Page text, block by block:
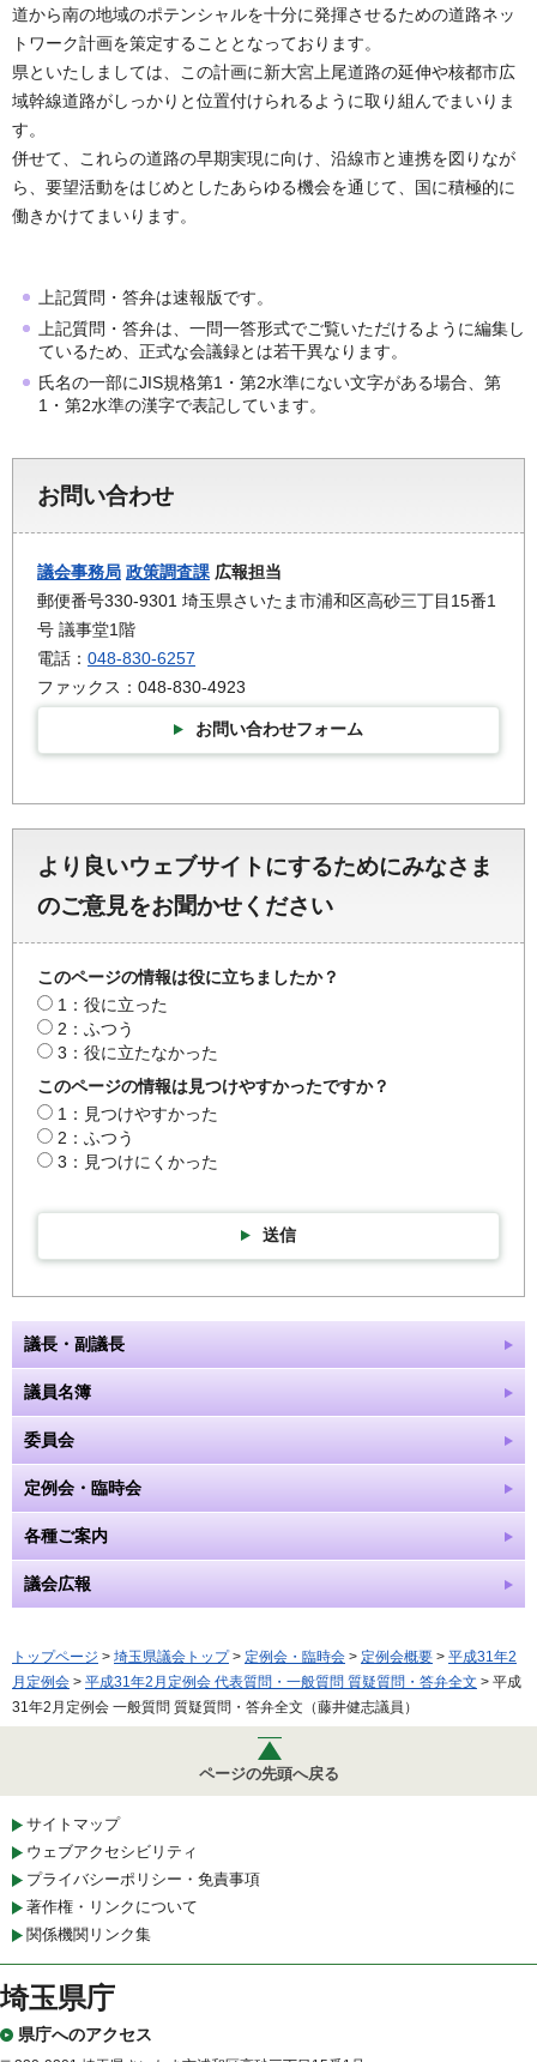
道から南の地域のポテンシャルを十分に発揮させるための道路ネッ
トワーク計画を策定することとなっております。
県といたしましては、この計画に新大宮上尾道路の延伸や核都市広
域幹線道路がしっかりと位置付けられるように取り組んでまいりま
す。
併せて、これらの道路の早期実現に向け、沿線市と連携を図りなが
ら、要望活動をはじめとしたあらゆる機会を通じて、国に積極的に
働きかけてまいります。
上記質問・答弁は速報版です。
上記質問・答弁は、一問一答形式でご覧いただけるように編集し
ているため、正式な会議録とは若干異なります。
氏名の一部にJIS規格第1・第2水準にない文字がある場合、第
1・第2水準の漢字で表記しています。
お問い合わせ
議会事務局 政策調査課 広報担当
郵便番号330-9301 埼玉県さいたま市浦和区高砂三丁目15番1
号 議事堂1階
電話： 048-830-6257
ファックス：048-830-4923
お問い合わせフォーム
より良いウェブサイトにするためにみなさま
のご意見をお聞かせください
このページの情報は役に立ちましたか？
1：役に立った
2：ふつう
3：役に立たなかった
このページの情報は見つけやすかったですか？
1：見つけやすかった
2：ふつう
3：見つけにくかった
送信
議長・副議長
議員名簿
委員会
定例会・臨時会
各種ご案内
議会広報
トップページ > 埼玉県議会トップ> 定例会・臨時会 > 定例会概要 > 平成31年2
月定例会 > 平成31年2月定例会 代表質問・一般質問 質疑質問・答弁全文 > 平成
31年2月定例会 一般質問 質疑質問・答弁全文（藤井健志議員）
ページの先頭へ戻る
サイトマップ
ウェブアクセシビリティ
プライバシーポリシー・免責事項
著作権・リンクについて
関係機関リンク集
埼玉県庁
県庁へのアクセス